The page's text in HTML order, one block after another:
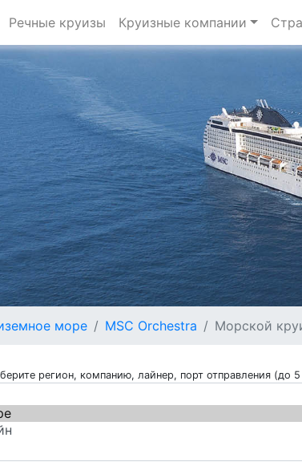
Речные круизы Круизные компании
море MSC Orchestra Морской
регион, компанию, лайнер, порт отправления (до